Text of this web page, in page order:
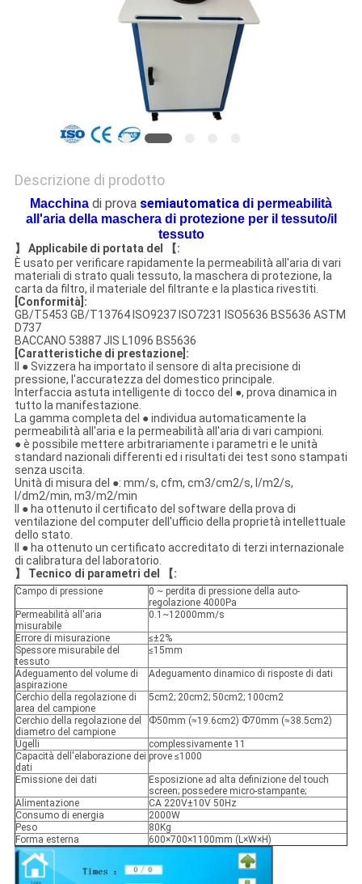
Descrizione di prodotto
Macchina di prova semiautomatica di permeabilità
all'aria della maschera di protezione per il tessuto/il
tessuto
】 Applicabile di portata del 【:
È usato per verificare rapidamente la permeabilità all'aria di vari
materiali di strato quali tessuto, la maschera di protezione, la
carta da filtro, il materiale del filtrante e la plastica rivestiti.
[Conformità]:
GB/T5453 GB/T13764 ISO9237 ISO7231 ISO5636 BS5636 ASTM
D737
BACCANO 53887 JIS L1096 BS5636
[Caratteristiche di prestazione]:
Il ● Svizzera ha importato il sensore di alta precisione di
pressione, l'accuratezza del domestico principale.
Interfaccia astuta intelligente di tocco del ●, prova dinamica in
tutto la manifestazione.
La gamma completa del ● individua automaticamente la
permeabilità all'aria e la permeabilità all'aria di vari campioni.
● è possibile mettere arbitrariamente i parametri e le unità
standard nazionali differenti ed i risultati dei test sono stampati
senza uscita.
Unità di misura del ●: mm/s, cfm, cm3/cm2/s, I/m2/s,
I/dm2/min, m3/m2/min
Il ● ha ottenuto il certificato del software della prova di
ventilazione del computer dell'ufficio della proprietà intellettuale
dello stato.
Il ● ha ottenuto un certificato accreditato di terzi internazionale
di calibratura del laboratorio.
】 Tecnico di parametri del 【:
Campo di pressione
0 ~ perdita di pressione della auto-
regolazione 4000Pa
Permeabilità all'aria
misurabile
0.1~12000mm/s
Errore di misurazione
≤±2%
Spessore misurabile del
tessuto
≤15mm
Adeguamento del volume di
aspirazione
Adeguamento dinamico di risposte di dati
Cerchio della regolazione di
area del campione
5cm2; 20cm2; 50cm2; 100cm2
Cerchio della regolazione del
diametro del campione
Ф50mm (≈19.6cm2) Ф70mm (≈38.5cm2)
Ugelli
complessivamente 11
Capacità dell'elaborazione dei
dati
prove ≤1000
Emissione dei dati
Esposizione ad alta definizione del touch
screen; possedere micro-stampante;
Alimentazione
CA 220V±10V 50Hz
Consumo di energia
2000W
Peso
80Kg
Forma esterna
600×700×1100mm (L×W×H)